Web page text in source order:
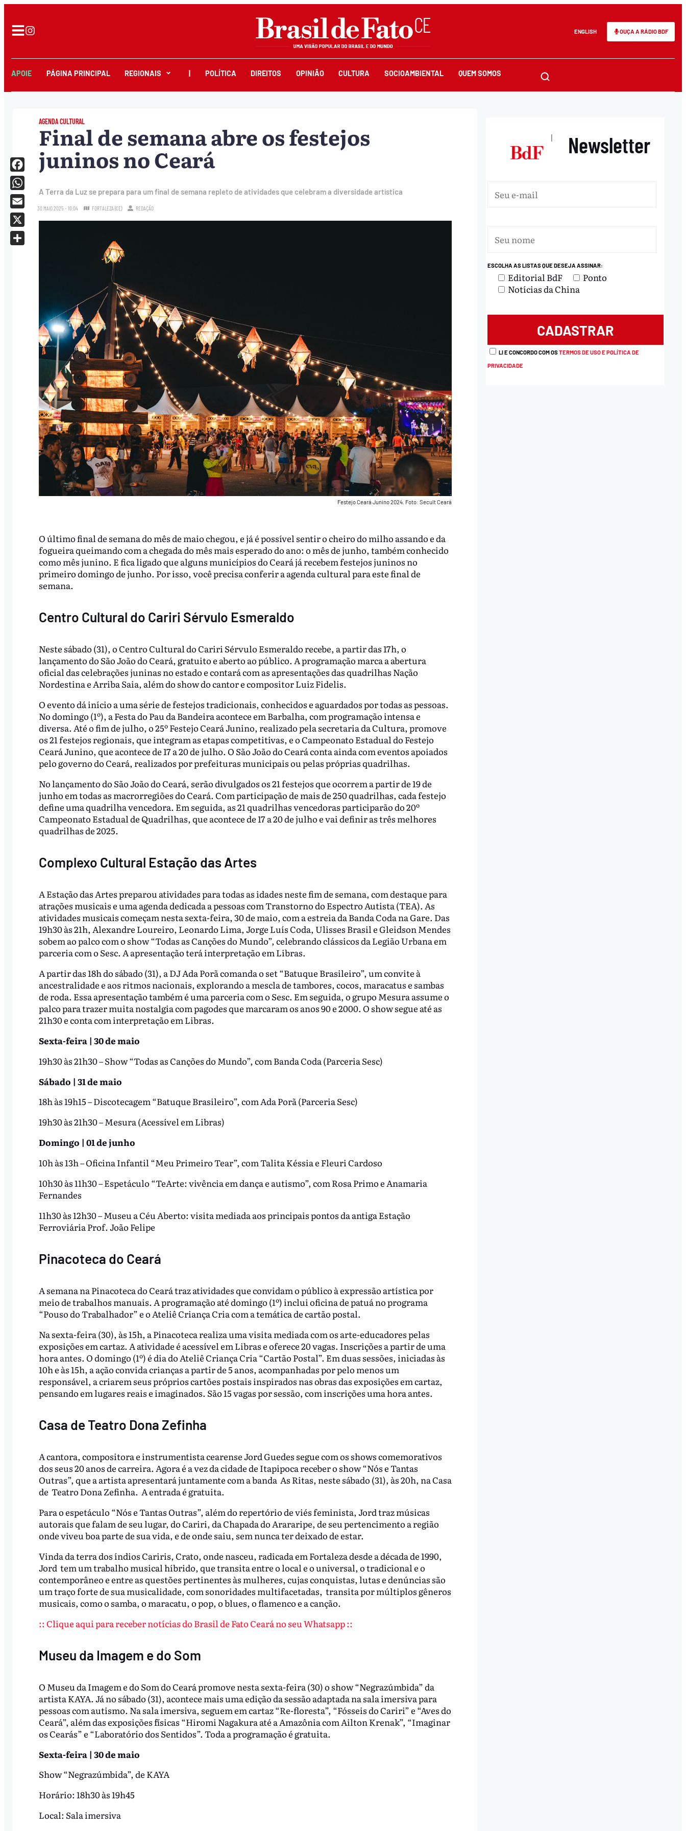
ENGLISH OUÇA A RÁDIO BDF
APOIE PÁGINA PRINCIPAL REGIONAIS POLÍTICA DIREITOS OPINIÃO CULTURA SOCIOAMBIENTAL QUEM SOMOS
AGENDA CULTURAL
Final de semana abre os festejos
juninos no Ceará
A Terra da Luz se prepara para um final de semana repleto de atividades que celebram a diversidade artística
30.MAIO.2025 - 10:04 FORTALEZA (CE) REDAÇÃO
Festejo Ceará Junino 2024. Foto: Secult Ceará
O último final de semana do mês de maio chegou, e já é possível sentir o cheiro do milho assando e da
fogueira queimando com a chegada do mês mais esperado do ano: o mês de junho, também conhecido
como mês junino. E fica ligado que alguns municípios do Ceará já recebem festejos juninos no
primeiro domingo de junho. Por isso, você precisa conferir a agenda cultural para este final de
semana.
Centro Cultural do Cariri Sérvulo Esmeraldo
Neste sábado (31), o Centro Cultural do Cariri Sérvulo Esmeraldo recebe, a partir das 17h, o
lançamento do São João do Ceará, gratuito e aberto ao público. A programação marca a abertura
oficial das celebrações juninas no estado e contará com as apresentações das quadrilhas Nação
Nordestina e Arriba Saia, além do show do cantor e compositor Luiz Fidelis.
O evento dá início a uma série de festejos tradicionais, conhecidos e aguardados por todas as pessoas.
No domingo (1º), a Festa do Pau da Bandeira acontece em Barbalha, com programação intensa e
diversa. Até o fim de julho, o 25º Festejo Ceará Junino, realizado pela secretaria da Cultura, promove
os 21 festejos regionais, que integram as etapas competitivas, e o Campeonato Estadual do Festejo
Ceará Junino, que acontece de 17 a 20 de julho. O São João do Ceará conta ainda com eventos apoiados
pelo governo do Ceará, realizados por prefeituras municipais ou pelas próprias quadrilhas.
No lançamento do São João do Ceará, serão divulgados os 21 festejos que ocorrem a partir de 19 de
junho em todas as macrorregiões do Ceará. Com participação de mais de 250 quadrilhas, cada festejo
define uma quadrilha vencedora. Em seguida, as 21 quadrilhas vencedoras participarão do 20º
Campeonato Estadual de Quadrilhas, que acontece de 17 a 20 de julho e vai definir as três melhores
quadrilhas de 2025.
Complexo Cultural Estação das Artes
A Estação das Artes preparou atividades para todas as idades neste fim de semana, com destaque para
atrações musicais e uma agenda dedicada a pessoas com Transtorno do Espectro Autista (TEA). As
atividades musicais começam nesta sexta-feira, 30 de maio, com a estreia da Banda Coda na Gare. Das
19h30 às 21h, Alexandre Loureiro, Leonardo Lima, Jorge Luís Coda, Ulisses Brasil e Gleidson Mendes
sobem ao palco com o show “Todas as Canções do Mundo”, celebrando clássicos da Legião Urbana em
parceria com o Sesc. A apresentação terá interpretação em Libras.
A partir das 18h do sábado (31), a DJ Ada Porã comanda o set “Batuque Brasileiro”, um convite à
ancestralidade e aos ritmos nacionais, explorando a mescla de tambores, cocos, maracatus e sambas
de roda. Essa apresentação também é uma parceria com o Sesc. Em seguida, o grupo Mesura assume o
palco para trazer muita nostalgia com pagodes que marcaram os anos 90 e 2000. O show segue até as
21h30 e conta com interpretação em Libras.
Sexta-feira | 30 de maio
19h30 às 21h30 – Show “Todas as Canções do Mundo”, com Banda Coda (Parceria Sesc)
Sábado | 31 de maio
18h às 19h15 – Discotecagem “Batuque Brasileiro”, com Ada Porã (Parceria Sesc)
19h30 às 21h30 – Mesura (Acessível em Libras)
Domingo | 01 de junho
10h às 13h – Oficina Infantil “Meu Primeiro Tear”, com Talita Késsia e Fleuri Cardoso
10h30 às 11h30 – Espetáculo “TeArte: vivência em dança e autismo”, com Rosa Primo e Anamaria
Fernandes
11h30 às 12h30 – Museu a Céu Aberto: visita mediada aos principais pontos da antiga Estação
Ferroviária Prof. João Felipe
Pinacoteca do Ceará
A semana na Pinacoteca do Ceará traz atividades que convidam o público à expressão artística por
meio de trabalhos manuais. A programação até domingo (1º) inclui oficina de patuá no programa
“Pouso do Trabalhador” e o Ateliê Criança Cria com a temática de cartão postal.
Na sexta-feira (30), às 15h, a Pinacoteca realiza uma visita mediada com os arte-educadores pelas
exposições em cartaz. A atividade é acessível em Libras e oferece 20 vagas. Inscrições a partir de uma
hora antes. O domingo (1º) é dia do Ateliê Criança Cria “Cartão Postal”. Em duas sessões, iniciadas às
10h e às 15h, a ação convida crianças a partir de 5 anos, acompanhadas por pelo menos um
responsável, a criarem seus próprios cartões postais inspirados nas obras das exposições em cartaz,
pensando em lugares reais e imaginados. São 15 vagas por sessão, com inscrições uma hora antes.
Casa de Teatro Dona Zefinha
A cantora, compositora e instrumentista cearense Jord Guedes segue com os shows comemorativos
dos seus 20 anos de carreira. Agora é a vez da cidade de Itapipoca receber o show “Nós e Tantas
Outras”, que a artista apresentará juntamente com a banda As Ritas, neste sábado (31), às 20h, na Casa
de Teatro Dona Zefinha. A entrada é gratuita.
Para o espetáculo “Nós e Tantas Outras”, além do repertório de viés feminista, Jord traz músicas
autorais que falam de seu lugar, do Cariri, da Chapada do Arararipe, de seu pertencimento a região
onde viveu boa parte de sua vida, e de onde saiu, sem nunca ter deixado de estar.
Vinda da terra dos índios Cariris, Crato, onde nasceu, radicada em Fortaleza desde a década de 1990,
Jord tem um trabalho musical híbrido, que transita entre o local e o universal, o tradicional e o
contemporâneo e entre as questões pertinentes às mulheres, cujas conquistas, lutas e denúncias são
um traço forte de sua musicalidade, com sonoridades multifacetadas, transita por múltiplos gêneros
musicais, como o samba, o maracatu, o pop, o blues, o flamenco e a canção.
:: Clique aqui para receber notícias do Brasil de Fato Ceará no seu Whatsapp ::
Museu da Imagem e do Som
O Museu da Imagem e do Som do Ceará promove nesta sexta-feira (30) o show “Negrazúmbida” da
artista KAYA. Já no sábado (31), acontece mais uma edição da sessão adaptada na sala imersiva para
pessoas com autismo. Na sala imersiva, seguem em cartaz “Re-floresta”, “Fósseis do Cariri” e “Aves do
Ceará”, além das exposições físicas “Hiromi Nagakura até a Amazônia com Ailton Krenak”, “Imaginar
os Cearás” e “Laboratório dos Sentidos”. Toda a programação é gratuita.
Sexta-feira | 30 de maio
Show “Negrazúmbida”, de KAYA
Horário: 18h30 às 19h45
Local: Sala imersiva
Facebook
WhatsApp
Email
X
| Newsletter
ESCOLHA AS LISTAS QUE DESEJA ASSINAR:
Editorial BdF
Ponto
Notícias da China
LI E CONCORDO COM OSTERMOS DE USO E POLÍTICA DE
PRIVACIDADE